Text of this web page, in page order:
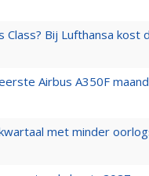
Class? Bij Lufthansa kost
Airbus A350F
met minder